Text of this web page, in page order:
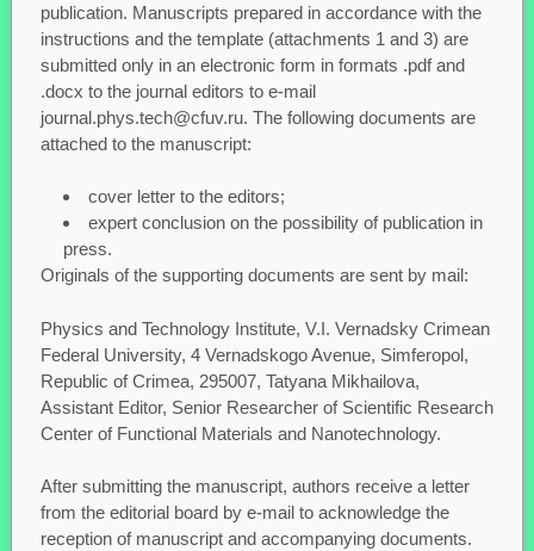
publication. Manuscripts prepared in accordance with the
instructions and the template (attachments 1 and 3) are
submitted only in an electronic form in formats .pdf and
.docx to the journal editors to e-mail
journal.phys.tech@cfuv.ru. The following documents are
attached to the manuscript:
cover letter to the editors;
expert conclusion on the possibility of publication in
press.
Originals of the supporting documents are sent by mail:
Physics and Technology Institute, V.I. Vernadsky Crimean
Federal University, 4 Vernadskogo Avenue, Simferopol,
Republic of Crimea, 295007, Tatyana Mikhailova,
Assistant Editor, Senior Researcher of Scientific Research
Center of Functional Materials and Nanotechnology.
After submitting the manuscript, authors receive a letter
from the editorial board by e-mail to acknowledge the
reception of manuscript and accompanying documents.